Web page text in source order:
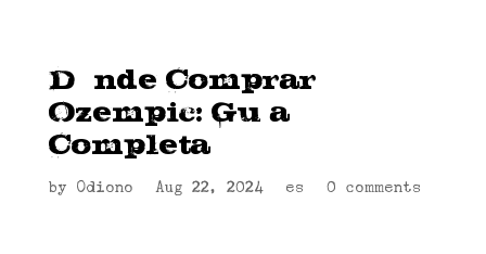
Dónde Comprar
Ozempic: Guía
Completa
by Odiono Aug 22, 2024| es 0 comments